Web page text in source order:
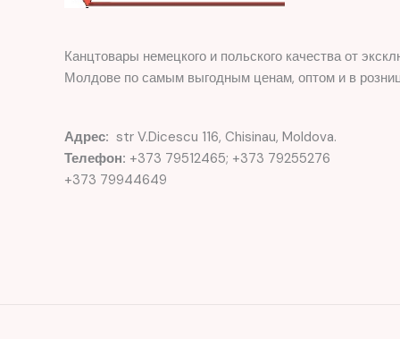
Канцтовары немецкого и польского качества от
Молдове по самым выгодным ценам, оптом и в
Адрес: str V.Dicescu 116, Chisinau, Moldova.
Телефон: +373 79512465; +373 79255276
+373 79944649